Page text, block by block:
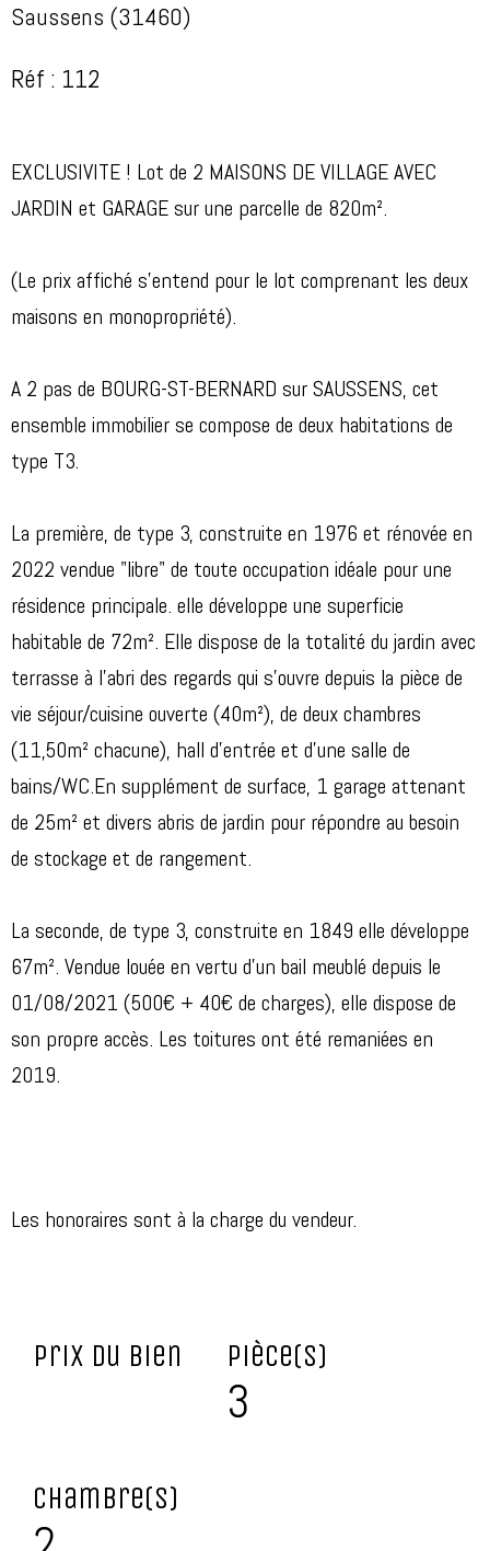
Saussens (31460)
Réf : 112
EXCLUSIVITE ! Lot de 2 MAISONS DE VILLAGE AVEC
JARDIN et GARAGE sur une parcelle de 820m².
(Le prix affiché s'entend pour le lot comprenant les deux
maisons en monopropriété).
A 2 pas de BOURG-ST-BERNARD sur SAUSSENS, cet
ensemble immobilier se compose de deux habitations de
type T3.
La première, de type 3, construite en 1976 et rénovée en
2022 vendue "libre" de toute occupation idéale pour une
résidence principale. elle développe une superficie
habitable de 72m². Elle dispose de la totalité du jardin avec
terrasse à l'abri des regards qui s'ouvre depuis la pièce de
vie séjour/cuisine ouverte (40m²), de deux chambres
(11,50m² chacune), hall d'entrée et d'une salle de
bains/WC.En supplément de surface, 1 garage attenant
de 25m² et divers abris de jardin pour répondre au besoin
de stockage et de rangement.
La seconde, de type 3, construite en 1849 elle développe
67m². Vendue louée en vertu d'un bail meublé depuis le
01/08/2021 (500€ + 40€ de charges), elle dispose de
son propre accès. Les toitures ont été remaniées en
2019.
Les honoraires sont à la charge du vendeur.
Prix du bien Pièce(s)
3
Chambre(s)